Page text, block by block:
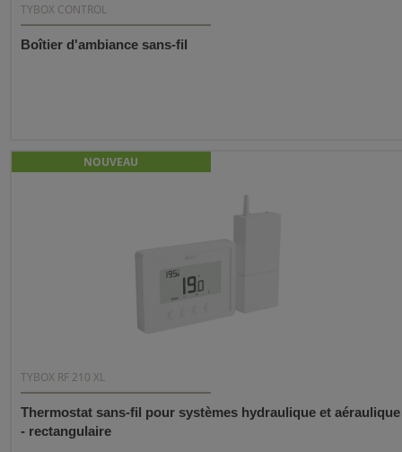
TYBOX CONTROL
Boîtier d'ambiance sans-fil
NOUVEAU
TYBOX RF 210 XL
Thermostat sans-fil pour systèmes hydraulique et aéraulique
- rectangulaire